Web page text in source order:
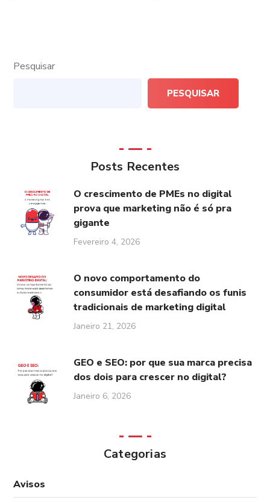
Pesquisar
PESQUISAR
Posts Recentes
O crescimento de PMEs no digital
prova que marketing não é só pra
gigante
Fevereiro 4, 2026
O novo comportamento do
consumidor está desafiando os funis
tradicionais de marketing digital
Janeiro 21, 2026
GEO e SEO: por que sua marca precisa
dos dois para crescer no digital?
Janeiro 6, 2026
Categorias
Avisos